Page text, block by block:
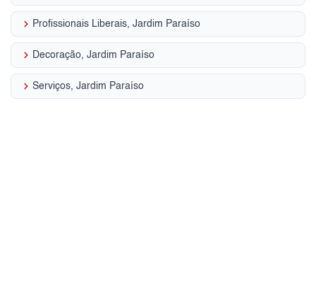
keyboard_arrow_right Profissionais Liberais, Jardim Paraíso
keyboard_arrow_right Decoração, Jardim Paraíso
keyboard_arrow_right Serviços, Jardim Paraíso